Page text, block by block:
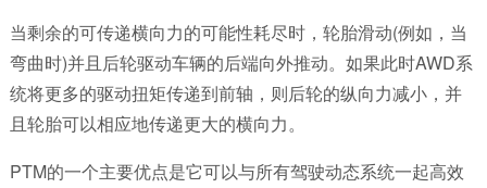
当剩余的可传递横向力的可能性耗尽时，轮胎滑动(例如，当
弯曲时)并且后轮驱动车辆的后端向外推动。如果此时AWD系
统将更多的驱动扭矩传递到前轴，则后轮的纵向力减小，并
且轮胎可以相应地传递更大的横向力。
PTM的一个主要优点是它可以与所有驾驶动态系统一起高效